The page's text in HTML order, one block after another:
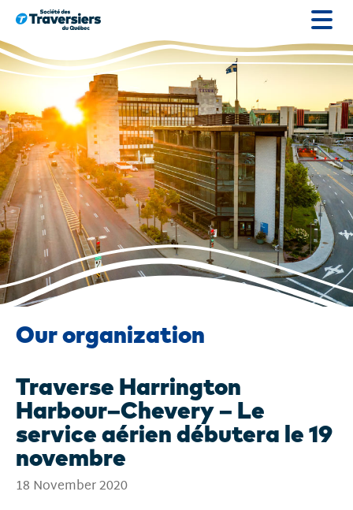
to
content
Our organization
Traverse Harrington
Harbour–Chevery – Le
service aérien débutera le 19
novembre
18 November 2020